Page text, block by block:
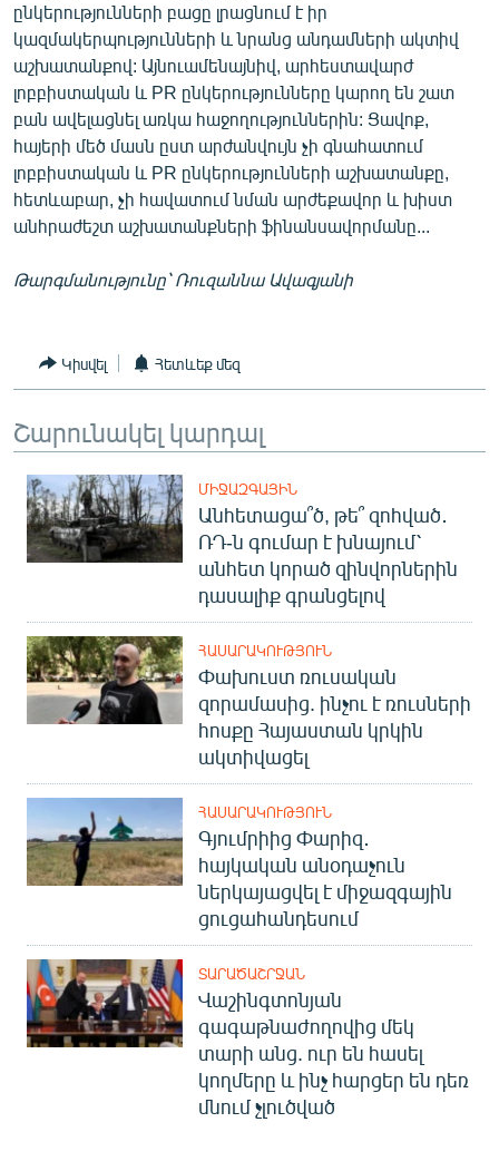
ընկերությունների բացը լրացնում է իր
կազմակերպությունների և նրանց անդամների ակտիվ
աշխատանքով: Այնուամենայնիվ, արհեստավարժ
լոբբիստական և PR ընկերությունները կարող են շատ
բան ավելացնել առկա հաջողություններին: Ցավոք,
հայերի մեծ մասն ըստ արժանվույն չի գնահատում
լոբբիստական և PR ընկերությունների աշխատանքը,
հետևաբար, չի հավատում նման արժեքավոր և խիստ
անհրաժեշտ աշխատանքների ֆինանսավորմանը...
Թարգմանությունը՝ Ռուզաննա Ավագյանի
Կիսվել Հետևեք մեզ
Շարունակել կարդալ
ՄԻՋԱԶԳԱՅԻՆ
Անհետացա՞ծ, թե՞ զոհված․
ՌԴ-ն գումար է խնայում՝
անհետ կորած զինվորներին
դասալիք գրանցելով
ՀԱՍԱՐԱԿՈՒԹՅՈՒՆ
Փախուստ ռուսական
զորամասից. ինչու է ռուսների
հոսքը Հայաստան կրկին
ակտիվացել
ՀԱՍԱՐԱԿՈՒԹՅՈՒՆ
Գյումրիից Փարիզ․
հայկական անօդաչուն
ներկայացվել է միջազգային
ցուցահանդեսում
ՏԱՐԱԾԱՇՐՋԱՆ
Վաշինգտոնյան
գագաթնաժողովից մեկ
տարի անց. ուր են հասել
կողմերը և ինչ հարցեր են դեռ
մնում չլուծված